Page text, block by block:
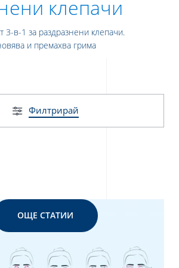
клепачи
3-в-1 за раздразнени клепачи.
и премахва грима
Филтрирай
ОЩЕ СТАТИИ